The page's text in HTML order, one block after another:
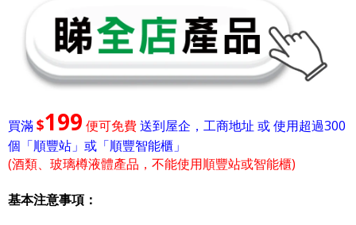
買滿$199 便可免費送到屋企，工商地址 或 使用超過300
個「順豐站」或「順豐智能櫃」
(酒類、玻璃樽液體產品，不能使用順豐站或智能櫃)
基本注意事項：